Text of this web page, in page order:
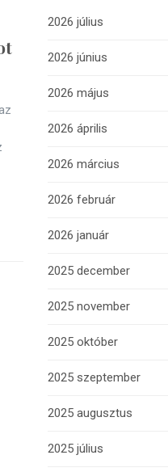
2026 július
2026 június
2026 május
2026 április
2026 március
2026 február
2026 január
2025 december
2025 november
2025 október
2025 szeptember
2025 augusztus
2025 július